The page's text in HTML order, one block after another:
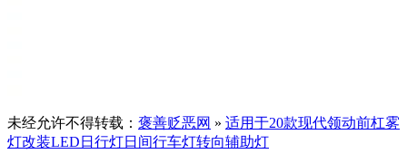
未经允许不得转载： 褒善贬恶网 » 适用于20款现代领动前杠雾
灯改装LED日行灯日间行车灯转向辅助灯